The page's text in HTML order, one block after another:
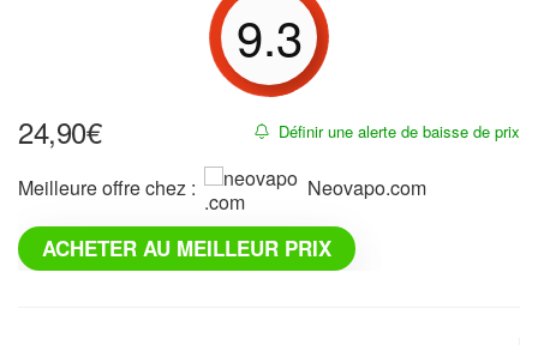
9.3
Définir une alerte de baisse de prix
24,90€
Meilleure offre chez : neovapo.com
ACHETER AU MEILLEUR PRIX